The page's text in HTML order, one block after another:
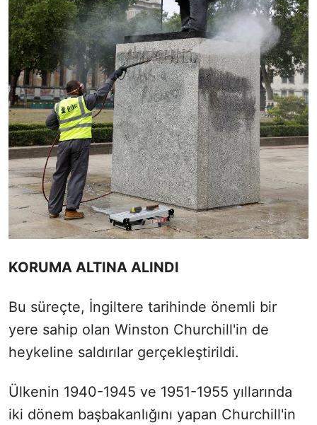
KORUMA ALTINA ALINDI
Bu süreçte, İngiltere tarihinde önemli bir
yere sahip olan Winston Churchill'in de
heykeline saldırılar gerçekleştirildi.
Ülkenin 1940-1945 ve 1951-1955 yıllarında
iki dönem başbakanlığını yapan Churchill'in